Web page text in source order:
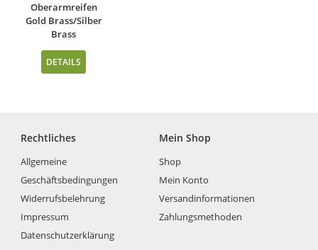
Oberarmreifen
Gold Brass/Silber
Brass
DETAILS
Rechtliches
Allgemeine
Geschäftsbedingungen
Widerrufsbelehrung
Impressum
Datenschutzerklärung
Mein Shop
Shop
Mein Konto
Versandinformationen
Zahlungsmethoden